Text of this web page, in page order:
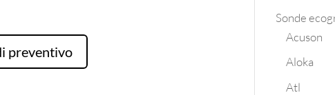
preventivo
Sonde
Acuson
Aloka
Atl